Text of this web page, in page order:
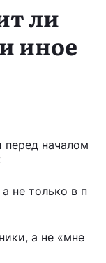
ли
иное
началом
не только в п
а не «мне